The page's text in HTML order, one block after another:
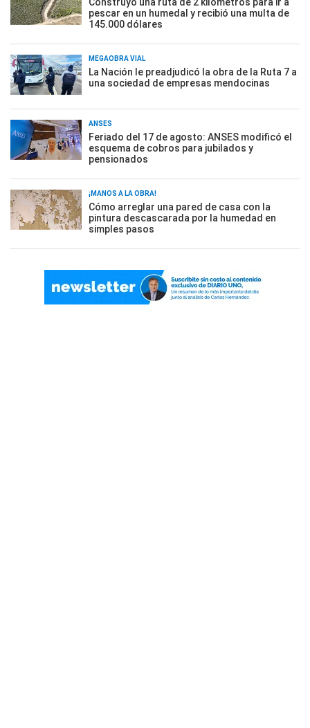
pescar en un humedal y recibió una multa de
145.000 dólares
MEGAOBRA VIAL
La Nación le preadjudicó la obra de la Ruta 7 a
una sociedad de empresas mendocinas
ANSES
Feriado del 17 de agosto: ANSES modificó el
esquema de cobros para jubilados y
pensionados
¡MANOS A LA OBRA!
Cómo arreglar una pared de casa con la
pintura descascarada por la humedad en
simples pasos